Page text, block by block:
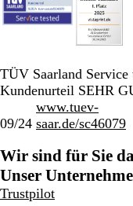
TÜV Saarland Service
Kundenurteil SEHR
09/24
www.tuev-
saar.de/sc46079
Wir sind für Sie da
Unser
Trustpilot